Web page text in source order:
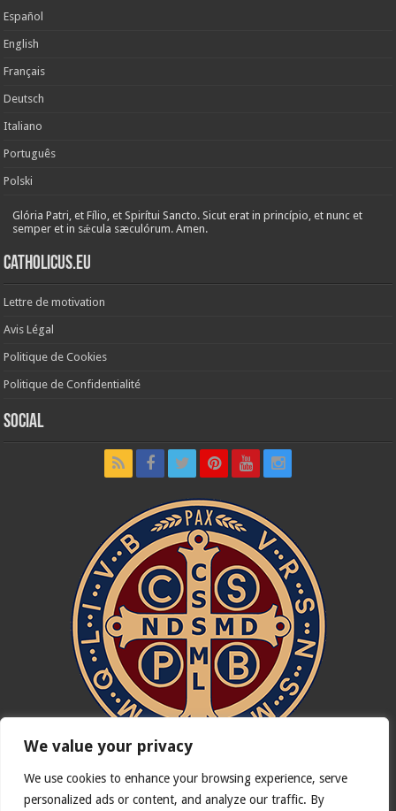
We value your privacy
We use cookies to enhance your browsing experience, serve
personalized ads or content, and analyze our traffic. By
Español
English
Français
Deutsch
Italiano
Português
Polski
Glória Patri, et Fílio, et Spirítui Sancto. Sicut erat in princípio, et nunc et
semper et in sǽcula sæculórum. Amen.
Catholicus.eu
Lettre de motivation
Avis Légal
Politique de Cookies
Politique de Confidentialité
Social
In nómine Patris, et Fílii, et Spíritus Sancti. Amen.